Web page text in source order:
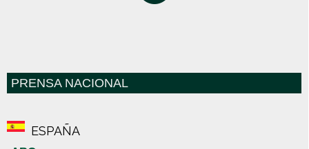
PRENSA NACIONAL
ESPAÑA